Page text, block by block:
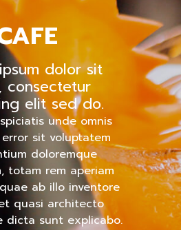
dolor sit
consectetur
elit sed do.
unde omnis
sit voluptatem
doloremque
totam rem aperiam
ab illo inventore
quasi architecto
dicta sunt explicabo.